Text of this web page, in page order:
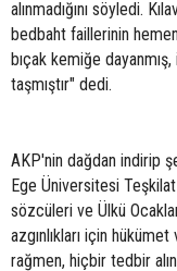
alınmadığını söyledi.
bedbaht faillerinin
bıçak kemiğe dayanmış,
taşmıştır" dedi.
AKP'nin dağdan indirip
Ege Üniversitesi
sözcüleri ve Ülkü
azgınlıkları için
rağmen, hiçbir tedbir